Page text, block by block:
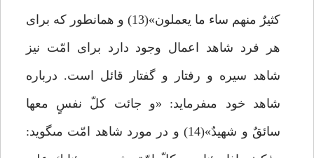
كثيرٌ منهم ساء ما يعملون»(13) و همانطور كه براى
هر فرد شاهد اعمال وجود دارد براى امّت نيز
شاهد سيره و رفتار و گفتار قائل است. درباره
شاهد خود مى‏فرمايد: «و جائت كلّ نفسٍ معها
سائقٌ و شهيدٌ»(14) و در مورد شاهد امّت مى‏گويد: